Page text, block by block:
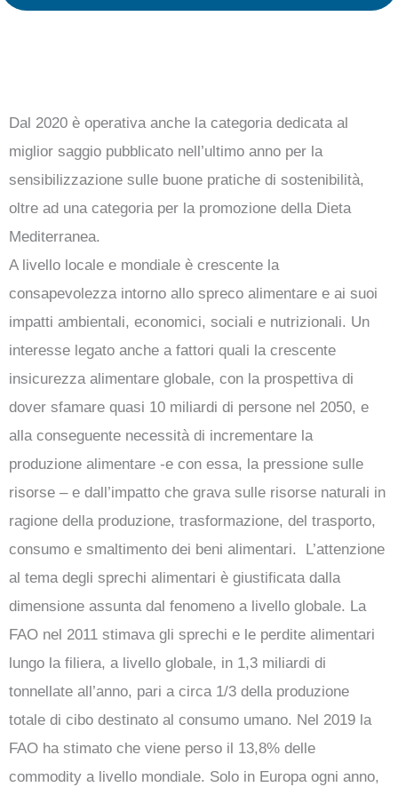
Dal 2020 è operativa anche la categoria dedicata al
miglior saggio pubblicato nell’ultimo anno per la
sensibilizzazione sulle buone pratiche di sostenibilità,
oltre ad una categoria per la promozione della Dieta
Mediterranea.
A livello locale e mondiale è crescente la
consapevolezza intorno allo spreco alimentare e ai suoi
impatti ambientali, economici, sociali e nutrizionali. Un
interesse legato anche a fattori quali la crescente
insicurezza alimentare globale, con la prospettiva di
dover sfamare quasi 10 miliardi di persone nel 2050, e
alla conseguente necessità di incrementare la
produzione alimentare -e con essa, la pressione sulle
risorse – e dall’impatto che grava sulle risorse naturali in
ragione della produzione, trasformazione, del trasporto,
consumo e smaltimento dei beni alimentari. L’attenzione
al tema degli sprechi alimentari è giustificata dalla
dimensione assunta dal fenomeno a livello globale. La
FAO nel 2011 stimava gli sprechi e le perdite alimentari
lungo la filiera, a livello globale, in 1,3 miliardi di
tonnellate all’anno, pari a circa 1/3 della produzione
totale di cibo destinato al consumo umano. Nel 2019 la
FAO ha stimato che viene perso il 13,8% delle
commodity a livello mondiale. Solo in Europa ogni anno,